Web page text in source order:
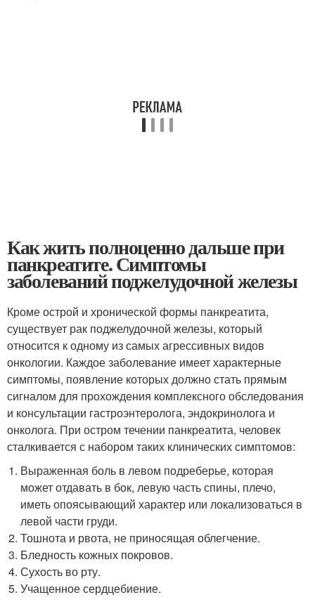
Как жить полноценно дальше при
панкреатите. Симптомы
заболеваний поджелудочной железы
Кроме острой и хронической формы панкреатита,
существует рак поджелудочной железы, который
относится к одному из самых агрессивных видов
онкологии. Каждое заболевание имеет характерные
симптомы, появление которых должно стать прямым
сигналом для прохождения комплексного обследования
и консультации гастроэнтеролога, эндокринолога и
онколога. При остром течении панкреатита, человек
сталкивается с набором таких клинических симптомов:
Выраженная боль в левом подреберье, которая
может отдавать в бок, левую часть спины, плечо,
иметь опоясывающий характер или локализоваться в
левой части груди.
Тошнота и рвота, не приносящая облегчение.
Бледность кожных покровов.
Сухость во рту.
Учащенное сердцебиение.